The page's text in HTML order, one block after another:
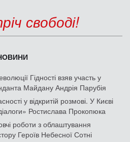
свободі!
Гідності взяв участь у
Майдану Андрія Парубія
у відкритій розмові. У Києві
Ростислава Прокопюка
роботи з облаштування
Героїв Небесної Сотні